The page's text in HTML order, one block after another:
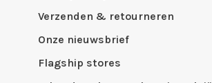
Verzenden & retourneren
Onze nieuwsbrief
Flagship stores